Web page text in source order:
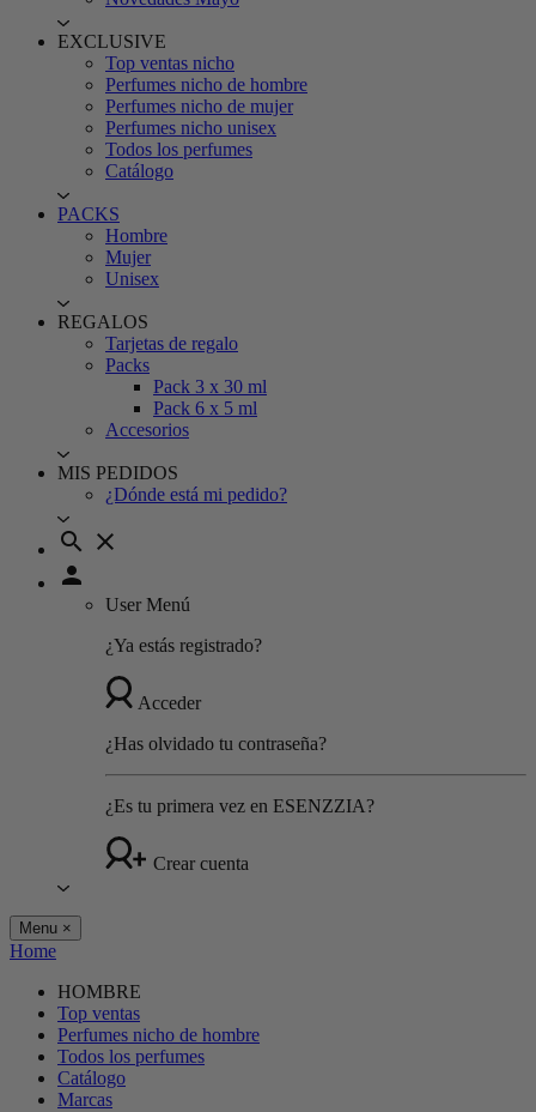
EXCLUSIVE
Top ventas nicho
Perfumes nicho de hombre
Perfumes nicho de mujer
Perfumes nicho unisex
Todos los perfumes
Catálogo
PACKS
Hombre
Mujer
Unisex
REGALOS
Tarjetas de regalo
Packs
Pack 3 x 30 ml
Pack 6 x 5 ml
Accesorios
MIS PEDIDOS
¿Dónde está mi pedido?
search close
person
User Menú
¿Ya estás registrado?
Acceder
¿Has olvidado tu contraseña?
¿Es tu primera vez en ESENZZIA?
Crear cuenta
Menu ×
Home
HOMBRE
Top ventas
Perfumes nicho de hombre
Todos los perfumes
Catálogo
Marcas